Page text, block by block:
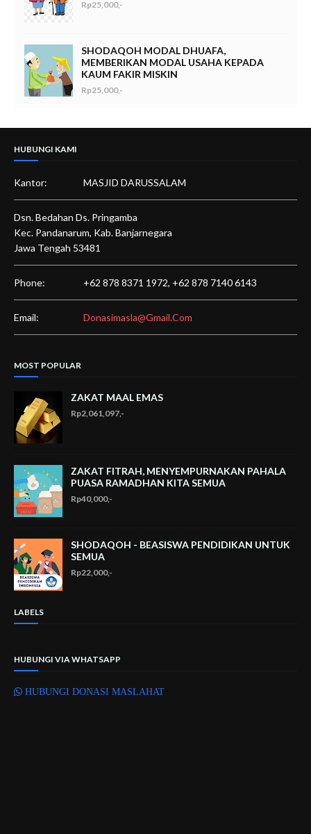
Rp25,000,-
SHODAQOH MODAL DHUAFA,
MEMBERIKAN MODAL USAHA KEPADA
KAUM FAKIR MISKIN
Rp25,000,-
HUBUNGI KAMI
Kantor: MASJID DARUSSALAM
Dsn. Bedahan Ds. Pringamba
Kec. Pandanarum, Kab. Banjarnegara
Jawa Tengah 53481
Phone: +62 878 8371 1972, +62 878 7140 6143
Email: Donasimasla@gmail.com
MOST POPULAR
ZAKAT MAAL EMAS
Rp2,061,097,-
ZAKAT FITRAH, MENYEMPURNAKAN PAHALA
PUASA RAMADHAN KITA SEMUA
Rp40,000,-
SHODAQOH - BEASISWA PENDIDIKAN UNTUK
SEMUA
Rp22,000,-
LABELS
HUBUNGI VIA WHATSAPP
HUBUNGI DONASI MASLAHAT